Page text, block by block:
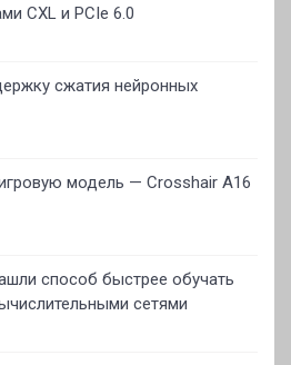
CXL и PCIe 6.0
сжатия нейронных
модель — Crosshair A16
способ быстрее обучать
сетями